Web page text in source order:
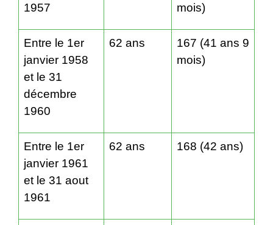
1957
mois)
Entre le 1er
janvier 1958
et le 31
décembre
1960
62 ans
167 (41 ans 9
mois)
Entre le 1er
janvier 1961
et le 31 aout
1961
62 ans 168 (42 ans)